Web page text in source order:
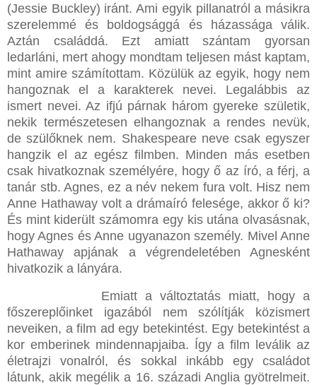
(Jessie Buckley) iránt. Ami egyik pillanatról a másikra
szerelemmé és boldogsággá és házassága válik.
Aztán családdá. Ezt amiatt szántam gyorsan
ledarláni, mert ahogy mondtam teljesen mást kaptam,
mint amire számítottam. Közülük az egyik, hogy nem
hangoznak el a karakterek nevei. Legalábbis az
ismert nevei. Az ifjú párnak három gyereke születik,
nekik természetesen elhangoznak a rendes nevük,
de szülőknek nem. Shakespeare neve csak egyszer
hangzik el az egész filmben. Minden más esetben
csak hivatkoznak személyére, hogy ő az író, a férj, a
tanár stb. Agnes, ez a név nekem fura volt. Hisz nem
Anne Hathaway volt a drámaíró felesége, akkor ő ki?
És mint kiderült számomra egy kis utána olvasásnak,
hogy Agnes és Anne ugyanazon személy. Mivel Anne
Hathaway apjának a végrendeletében Agnesként
hivatkozik a lányára.
Emiatt a változtatás miatt, hogy a
főszereplőinket igazából nem szólítják közismert
neveiken, a film ad egy betekintést. Egy betekintést a
kor emberinek mindennapjaiba. Így a film leválik az
életrajzi vonalról, és sokkal inkább egy családot
látunk, akik megélik a 16. századi Anglia gyötrelmeit.